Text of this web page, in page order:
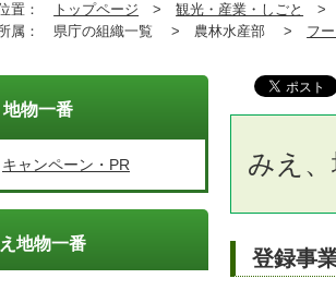
置： トップページ > 観光・産業・しごと >
属：
県庁の組織一覧 > 農林水産部 > フ
みえ
登録事
地物一番
キャンペーン・PR
地物一番